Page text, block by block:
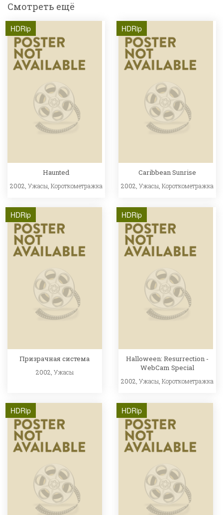
Смотреть ещё
HDRip
Haunted
2002, Ужасы Короткометражка
HDRip
Caribbean Sunrise
2002,Ужасы ,Короткометражка
HDRip
Призрачная система
2002, Ужасы
HDRip
Halloween: Resurrection -
WebCam Special
2002,Ужасы,Короткометражка
HDRip HDRip